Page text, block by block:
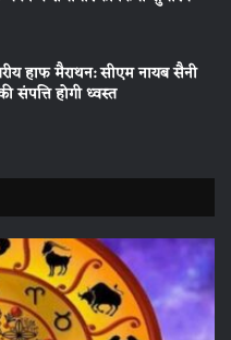
हाफ मैराथन: सीएम नायब सैनी
संपत्ति होगी ध्वस्त